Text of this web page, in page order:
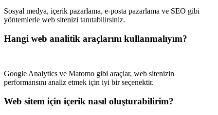
Sosyal medya, içerik pazarlama, e-posta pazarlama ve SEO gibi
yöntemlerle web sitenizi tanıtabilirsiniz.
Hangi web analitik araçlarını kullanmalıyım?
Google Analytics ve Matomo gibi araçlar, web sitenizin
performansını analiz etmek için iyi bir seçenektir.
Web sitem için içerik nasıl oluşturabilirim?